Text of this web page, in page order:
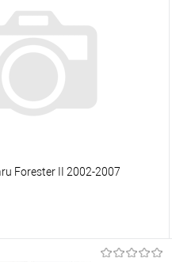
Сравнение
Под заказ
Forester II 2002-2007